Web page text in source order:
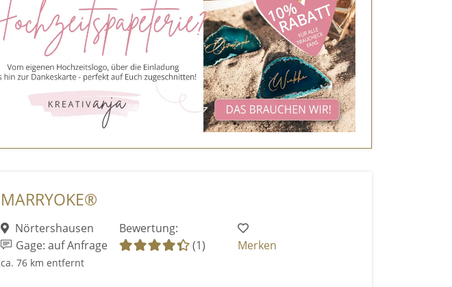
MARRYOKE®
Nörtershausen
Gage: auf Anfrage
ca. 76 km entfernt
Bewertung:
(1)
Merken